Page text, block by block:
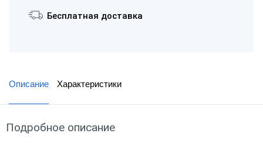
Бесплатная доставка
Описание Характеристики
Подробное описание